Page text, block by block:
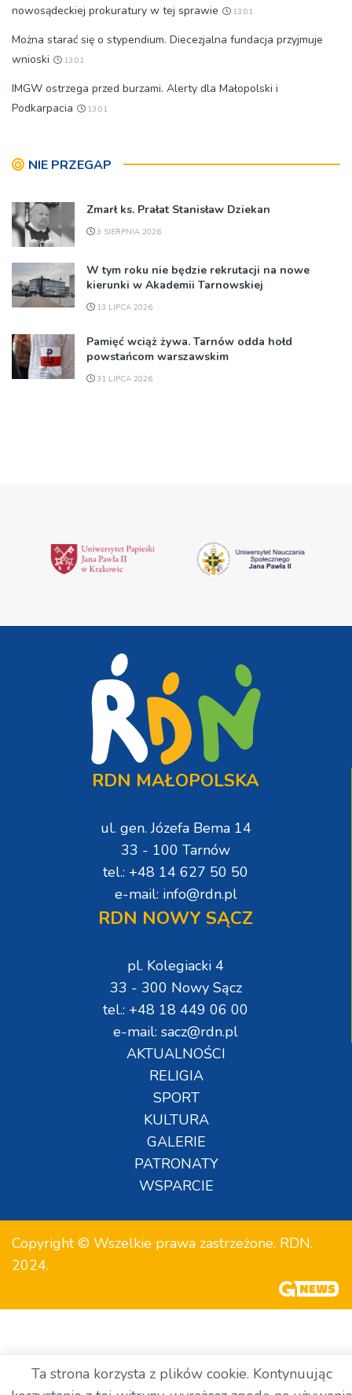
nowosądeckiej prokuratury w tej sprawie
13:01
Można starać się o stypendium. Diecezjalna fundacja przyjmuje
wnioski
13:01
IMGW ostrzega przed burzami. Alerty dla Małopolski i
Podkarpacia
13:01
NIE PRZEGAP
Zmarł ks. Prałat Stanisław Dziekan
3 SIERPNIA 2026
W tym roku nie będzie rekrutacji na nowe
kierunki w Akademii Tarnowskiej
13 LIPCA 2026
Pamięć wciąż żywa. Tarnów odda hołd
powstańcom warszawskim
31 LIPCA 2026
RDN MAŁOPOLSKA
ul. gen. Józefa Bema 14
33 - 100 Tarnów
tel.: +48 14 627 50 50
e-mail: info@rdn.pl
RDN NOWY SĄCZ
pl. Kolegiacki 4
33 - 300 Nowy Sącz
tel.: +48 18 449 06 00
e-mail: sacz@rdn.pl
AKTUALNOŚCI
RELIGIA
SPORT
KULTURA
GALERIE
PATRONATY
WSPARCIE
Copyright © Wszelkie prawa zastrzeżone. RDN.
2024.
Ta strona korzysta z plików cookie. Kontynuując